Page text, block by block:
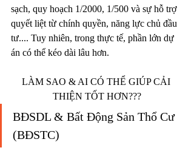
sạch, quy hoạch 1/2000, 1/500 và sự hỗ trợ
quyết liệt từ chính quyền, năng lực chủ đầu
tư.... Tuy nhiên, trong thực tế, phần lớn dự
án có thể kéo dài lâu hơn.
LÀM SAO & AI CÓ THỂ GIÚP CẢI
THIỆN TỐT HƠN???
BĐSDL & Bất Động Sản Thổ Cư
(BĐSTC)